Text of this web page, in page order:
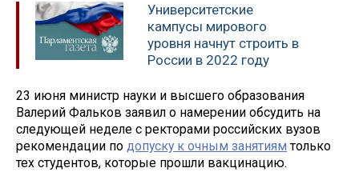
Университетские
кампусы мирового
уровня начнут строить в
России в 2022 году
23 июня министр науки и высшего образования
Валерий Фальков заявил о намерении обсудить на
следующей неделе с ректорами российских вузов
рекомендации по допуску к очным занятиям только
тех студентов, которые прошли вакцинацию.